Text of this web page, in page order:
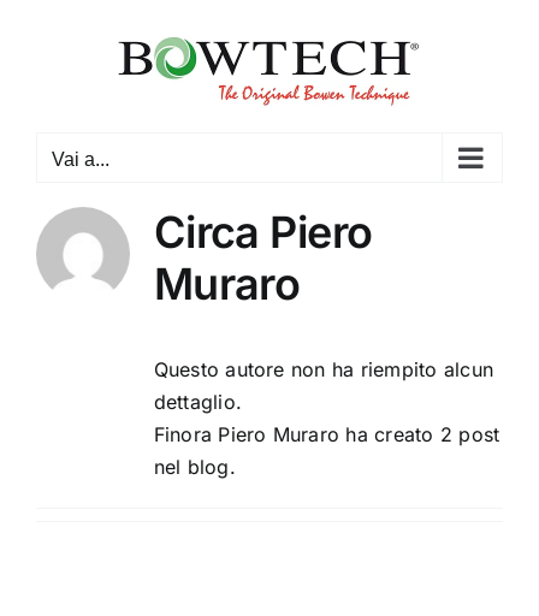
Vai a...
Circa Piero
Muraro
Questo autore non ha riempito alcun
dettaglio.
Finora Piero Muraro ha creato 2 post
nel blog.